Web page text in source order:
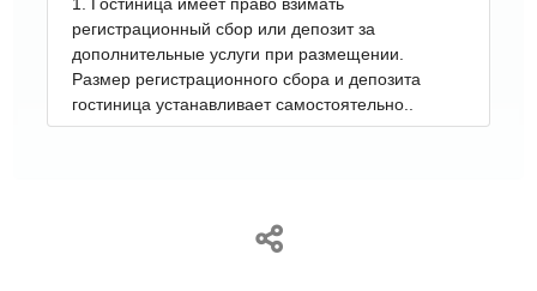
регистрационный сбор или депозит за
дополнительные услуги при размещении.
Размер регистрационного сбора и депозита
гостиница устанавливает самостоятельно..